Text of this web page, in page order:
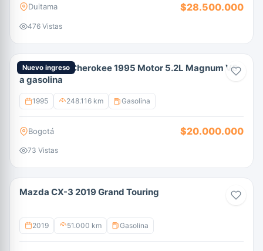
Duitama $28.500.000
476 Vistas
Nuevo ingreso
Jeep Grand Cherokee 1995 Motor 5.2L Magnum V8
a gasolina
1995 248.116 km Gasolina
Bogotá $20.000.000
73 Vistas
Mazda CX-3 2019 Grand Touring
2019 51.000 km Gasolina